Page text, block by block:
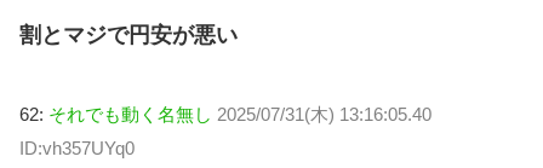
割とマジで円安が悪い
62: それでも動く名無し 2025/07/31(木) 13:16:05.40
ID:vh357UYq0